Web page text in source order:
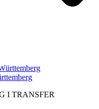
I TRANSFER